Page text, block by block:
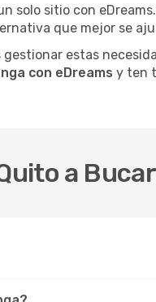
solo sitio con
que mejor se
estas
con eDreams y ten
a